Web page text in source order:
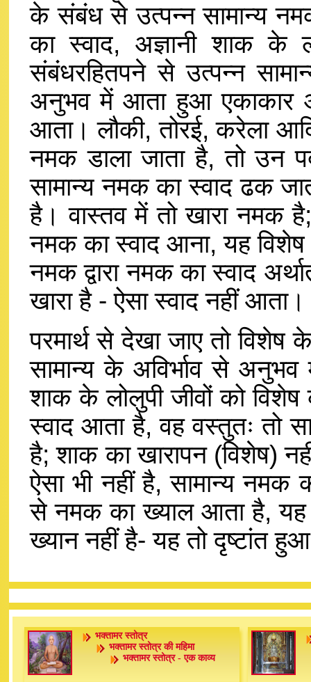
के संबंध से उत्पन्न सामान्य
का स्वाद, अज्ञानी शाक
संबंधरहितपने से उत्पन्न
अनुभव में आता हुआ एकाकार
आता। लौकी, तोरई, करेला
नमक डाला जाता है, तो उन
सामान्य नमक का स्वाद ढक
है। वास्तव में तो खारा नमक
नमक का स्वाद आना, यह विशेष
नमक द्वारा नमक का स्वाद
खारा है - ऐसा स्वाद नहीं आता।
परमार्थ से देखा जाए तो
सामान्य के अविर्भाव से
शाक के लोलुपी जीवों को विशेष
स्वाद आता है, वह वस्तुतः तो
है; शाक का खारापन (विशेष)
ऐसा भी नहीं है, सामान्य नमक
से नमक का ख्याल आता है, यह
ख्यान नहीं है- यह तो दृष्टांत
भक्तामर स्तोत्र
भक्तामर स्तोत्र की महिमा
भक्तामर स्तोत्र - एक काव्य